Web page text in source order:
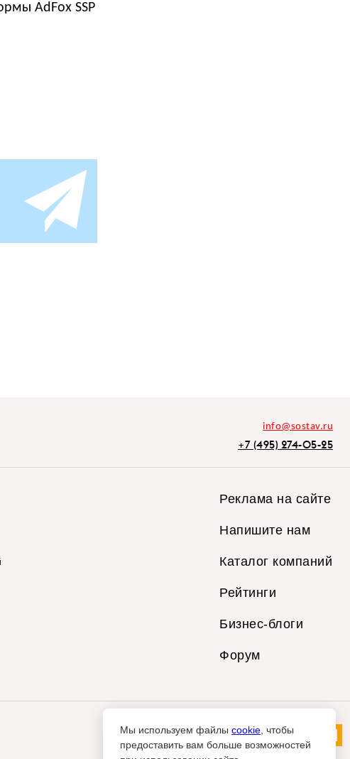
AdFox SSP
info@sostav.ru
+7 (495) 274-05-25
Реклама на сайте
Напишите нам
Каталог компаний
Рейтинги
Бизнес-блоги
Форум
Мы используем файлы cookie , чтобы
предоставить вам больше возможностей